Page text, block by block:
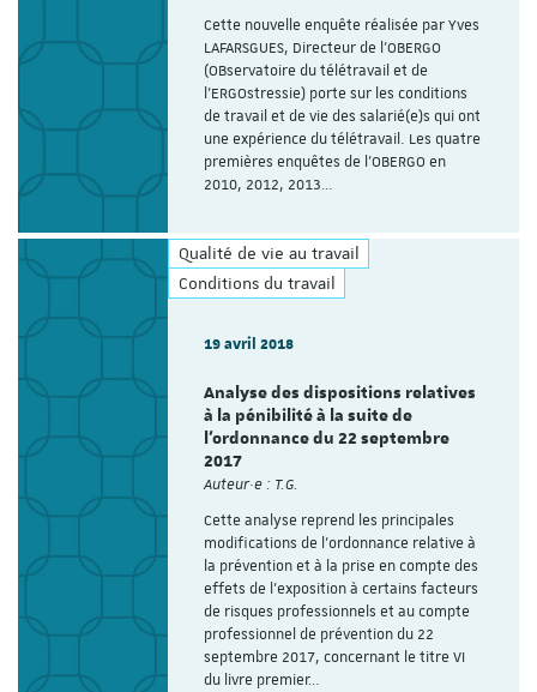
Cette nouvelle enquête réalisée par Yves
LAFARSGUES, Directeur de l’OBERGO
(OBservatoire du télétravail et de
l'ERGOstressie) porte sur les conditions
de travail et de vie des salarié(e)s qui ont
une expérience du télétravail. Les quatre
premières enquêtes de l'OBERGO en
2010, 2012, 2013…
Qualité de vie au travail
Conditions du travail
19 avril 2018
Analyse des dispositions relatives
à la pénibilité à la suite de
l’ordonnance du 22 septembre
2017
Auteur·e : T.G.
Cette analyse reprend les principales
modifications de l’ordonnance relative à
la prévention et à la prise en compte des
effets de l’exposition à certains facteurs
de risques professionnels et au compte
professionnel de prévention du 22
septembre 2017, concernant le titre VI
du livre premier…